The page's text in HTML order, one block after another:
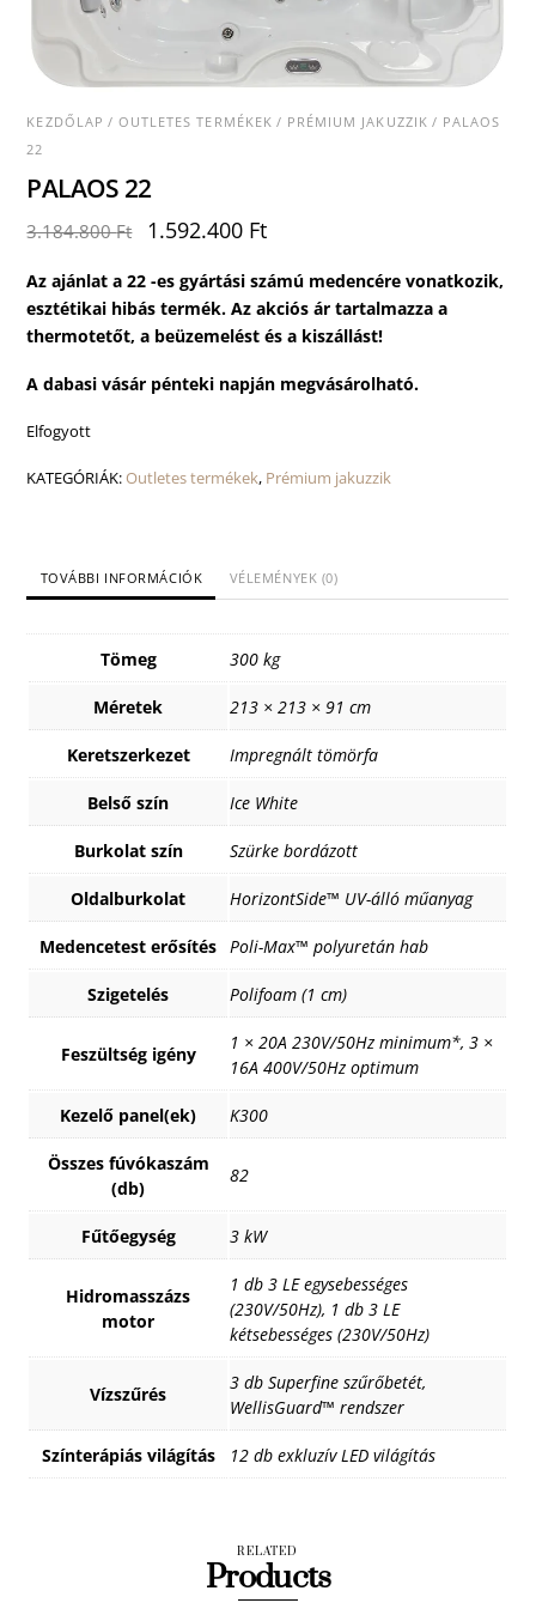
KEZDŐLAP / OUTLETES TERMÉKEK / PRÉMIUM JAKUZZIK / PALAOS
22
PALAOS 22
3.184.800Ft
Original
was:
3.184.800 Ft.
1.592.400 FtCurrent
is:
1.592.400 Ft.
Az ajánlat a 22 -esgyártási számú medencére vonatkozik,
esztétikai hibás termék.Az akciós ár tartalmazza a
thermotetőt, a beüzemelést és a kiszállást!
A dabasi vásár pénteki napján megvásárolható.
Elfogyott
KATEGÓRIÁK:Outletes termékek, Prémium jakuzzik
TOVÁBBI INFORMÁCIÓK VÉLEMÉNYEK (0)
Tömeg 300 kg
Méretek 213 × 213 × 91 cm
Keretszerkezet Impregnált tömörfa
Belső szín Ice White
Burkolat szín Szürke bordázott
Oldalburkolat HorizontSide™ UV-álló műanyag
Medencetest erősítés Poli-Max™ polyuretán hab
Szigetelés Polifoam (1 cm)
Feszültség igény
1 × 20A 230V/50Hz minimum*, 3 ×
16A 400V/50Hz optimum
Kezelő panel(ek) K300
Összes fúvókaszám
(db)
82
Fűtőegység 3 kW
Hidromasszázs
motor
1 db 3 LE egysebességes
(230V/50Hz), 1 db 3 LE
kétsebességes (230V/50Hz)
Vízszűrés
3 db Superfine szűrőbetét,
WellisGuard™ rendszer
Színterápiás világítás 12 db exkluzív LED világítás
RELATED
Products